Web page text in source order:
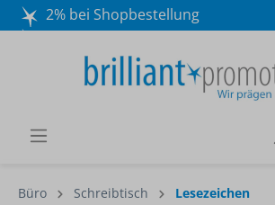
2% bei Shopbestellung
Wir beraten Sie gerne:
040 / 570
Büro Schreibtisch
Lesezeichen